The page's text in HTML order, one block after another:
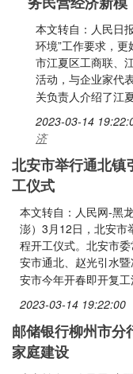
本文转自：人民日
环境”工作要求，
市江夏区工商联、
活动，与企业家代
关负责人介绍了江
2023-03-14
济
北安市举行通北镇
工仪式
本文转自：人民网-黑
澎）3月12日，北安市
程开工仪式。北安市
安市通北、赵光引水
安市今年开春即开复
2023-03-14 19:22:00
邮储银行柳州市分
家庭建设